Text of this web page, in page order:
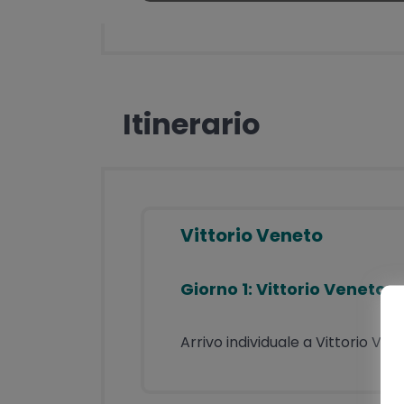
Itinerario
Vittorio Veneto
Giorno 1: Vittorio Veneto
Arrivo individuale a Vittorio